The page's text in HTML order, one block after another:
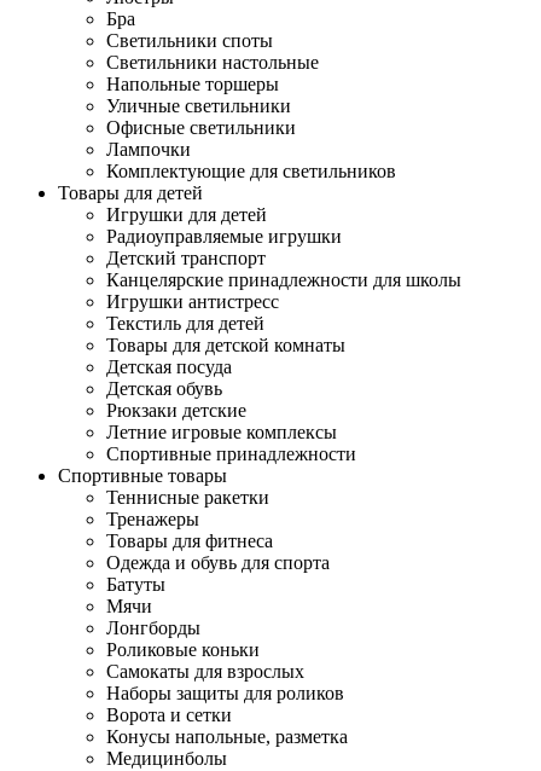
Бра
Светильники споты
Светильники настольные
Напольные торшеры
Уличные светильники
Офисные светильники
Лампочки
Комплектующие для светильников
Товары для детей
Игрушки для детей
Радиоуправляемые игрушки
Детский транспорт
Канцелярские принадлежности для школы
Игрушки антистресс
Текстиль для детей
Товары для детской комнаты
Детская посуда
Детская обувь
Рюкзаки детские
Летние игровые комплексы
Спортивные принадлежности
Спортивные товары
Теннисные ракетки
Тренажеры
Товары для фитнеса
Одежда и обувь для спорта
Батуты
Мячи
Лонгборды
Роликовые коньки
Самокаты для взрослых
Наборы защиты для роликов
Ворота и сетки
Конусы напольные, разметка
Медицинболы